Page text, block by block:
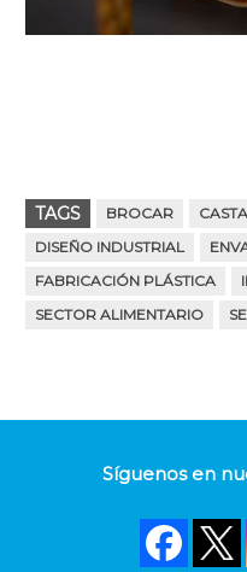
TAGS BROCAR
DISEÑO INDUSTRIAL
FABRICACIÓN PLÁSTICA
SECTOR ALIMENTARIO
Síguenos en